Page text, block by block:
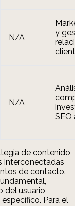
N/A
y
N/A
SEO
de contenido
interconectadas
de contacto.
usuario,
Para el